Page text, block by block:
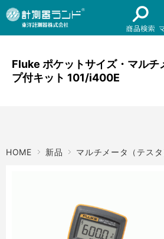
ネット通販（リセール）
ご利用ガイド
メーカーショップ
メーカー名
価格帯
Fluke ポケットサイズ・マルチ
プ付キット 101/i400E
HOME 新品 マルチメータ（テスタ